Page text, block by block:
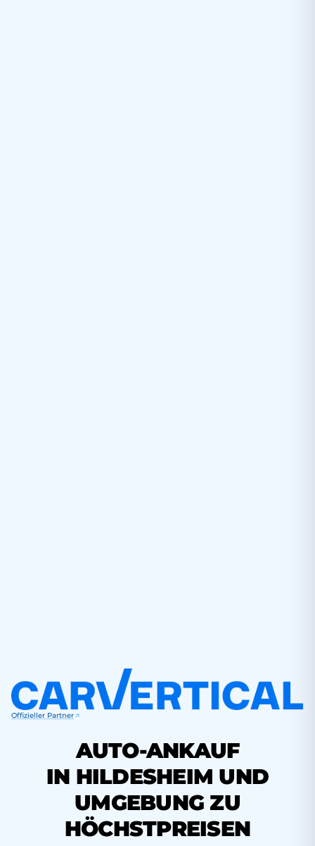
Offizieller Partner
AUTO-ANKAUF
IN HILDESHEIM UND
UMGEBUNG ZU
HÖCHSTPREISEN